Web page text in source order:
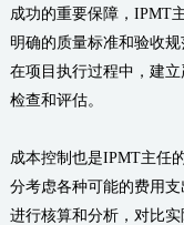
成功的重要保障，IPMT
明确的质量标准和验收
在项目执行过程中，建
检查和评估。
成本控制也是IPMT主任
分考虑各种可能的费用
进行核算和分析，对比